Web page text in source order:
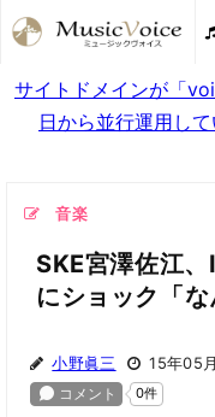
サイトドメインが「
日から並行運用し
音楽
SKE宮澤佐江
にショック「な
小野眞三 15年05